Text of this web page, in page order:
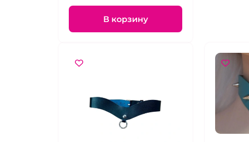
В корзину